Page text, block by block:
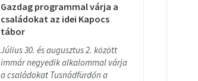
Gazdag programmal várja a
családokat az idei Kapocs
tábor
Július 30. és augusztus 2. között
immár negyedik alkalommal várja
a családokat Tusnádfürdőn a